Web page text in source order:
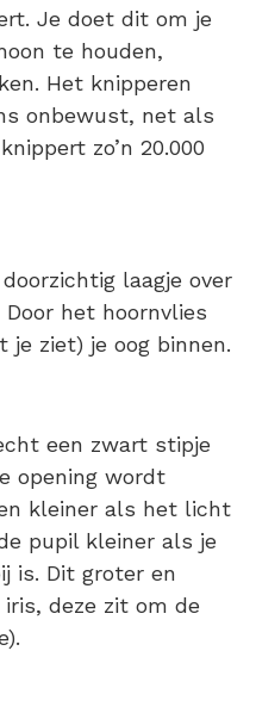
Je doet dit om je
te houden,
Het knipperen
onbewust, net als
zo’n 20.000
laagje over
het hoornvlies
ziet) je oog binnen.
een zwart stipje
opening wordt
kleiner als het licht
pupil kleiner als je
is. Dit groter en
deze zit om de